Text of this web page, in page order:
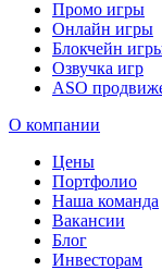
Промо игры
Онлайн игры
Блокчейн
Озвучка игр
ASO
О компании
Цены
Портфолио
Наша команда
Вакансии
Блог
Инвесторам